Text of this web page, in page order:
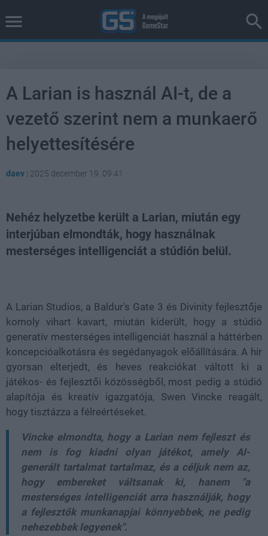
A Larian is használ AI-t, de a
vezető szerint nem a munkaerő
helyettesítésére
daev | 2025 december 19. 09:41
Nehéz helyzetbe került a Larian, miután egy
interjúban elmondták, hogy használnak
mesterséges intelligenciát a stúdión belül.
A Larian Studios, a Baldur's Gate 3 és Divinity fejlesztője
komoly vihart kavart, miután kiderült, hogy a stúdió
generatív mesterséges intelligenciát használ a háttérben
koncepcióalkotásra és segédanyagok előállítására. A hír
gyorsan elterjedt, és heves reakciókat váltott ki a
játékos- és fejlesztői közösségből, most pedig a stúdió
alapítója és kreatív igazgatója, Swen Vincke reagált,
hogy tisztázza a félreértéseket.
Vincke elmondta, hogy a Larian nem fejleszt és
nem is fog kiadni olyan játékot, amely AI-
generált tartalmat tartalmaz, és a céljuk nem az,
hogy embereket váltsanak ki, hanem "a
mesterséges intelligenciát arra használják, hogy
a fejlesztők munkanapjai könnyebbek, ne pedig
nehezebbek legyenek".